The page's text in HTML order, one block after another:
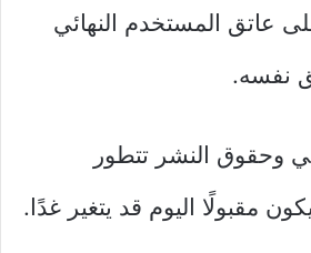
على عاتق المستخدم النهائي
نفسه.
وحقوق النشر تتطور
مقبولًا اليوم قد يتغير غدًا.